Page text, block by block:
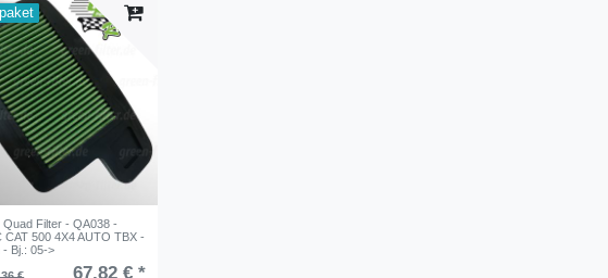
Quad Filter - QA038 -
CAT 500 4X4 AUTO TBX -
Bj.: 05->
67,82 € *